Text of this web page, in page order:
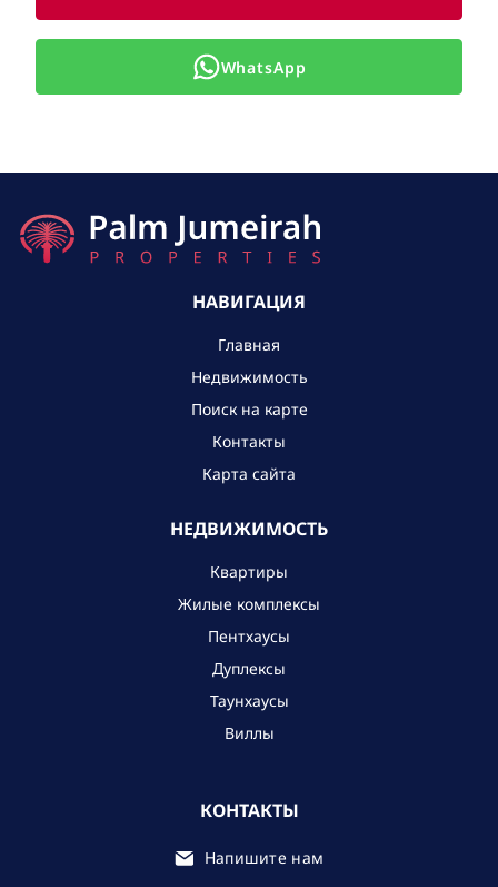
WhatsApp
НАВИГАЦИЯ
Главная
Недвижимость
Поиск на карте
Контакты
Карта сайта
НЕДВИЖИМОСТЬ
Квартиры
Жилые комплексы
Пентхаусы
Дуплексы
Таунхаусы
Виллы
КОНТАКТЫ
Напишите нам